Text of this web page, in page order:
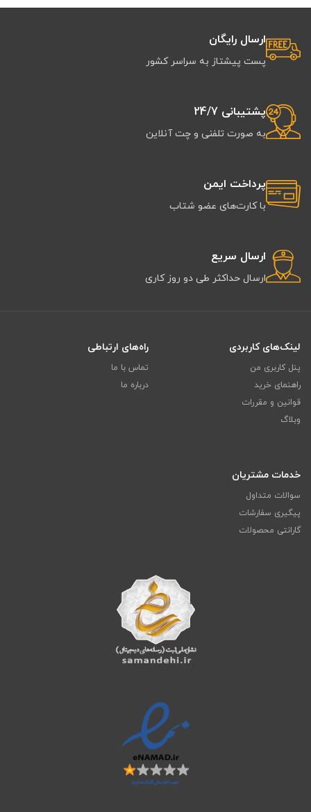
ارسال رایگان
پست پیشتاز به سراسر کشور
پشتیبانی 24/7
به صورت تلفنی و چت آنلاین
پرداخت ایمن
با کارت‌های عضو شتاب
ارسال سریع
ارسال حداکثر طی دو روز کاری
لینک‌های کاربردی
پنل کاربری من
راهنمای خرید
قوانین و مقررات
وبلاگ
راه‌های ارتباطی
تماس با ما
درباره ما
خدمات مشتریان
سوالات متداول
پیگیری سفارشات
گارانتی محصولات